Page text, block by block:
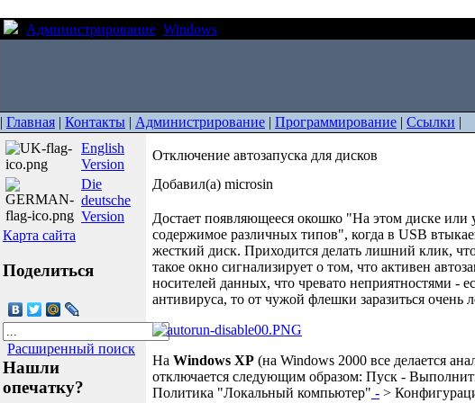
Администрирование Windows
| Главная | Контакты | Администрирование | Программирование | Ссылки |
English
Version
Die
deutsche
Version
Карта сайта
Поделиться
Расширенный поиск
Нашли
опечатку?
Отключение автозапуска для дисков
Добавил(а) microsin
Достает появляющееся окошко "На этом диске или
содержимое различных типов", когда в USB
жесткий диск. Приходится делать лишний клик,
такое окно сигнализирует о том, что активен
носителей данных, что чревато неприятностями -
антивируса, то от чужой флешки заразиться очень
На Windows XP (на Windows 2000 все делается
отключается следующим образом: Пуск -
Политика "Локальный компьютер" - >